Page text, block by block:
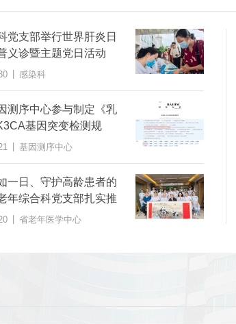
一日、守护高龄患者的健康，老年综合科
推进“桑榆之美 综合护...2026-07-20 | 省老年医学中心
党支部举行世界肝炎日
义诊暨主题党日活动
感染科
测序中心参与制定《乳
基因突变检测规
标准基因测序中心
一日、守护高龄患者的
年综合科党支部扎实推
美 综合护航”党建品牌
省老年医学中心